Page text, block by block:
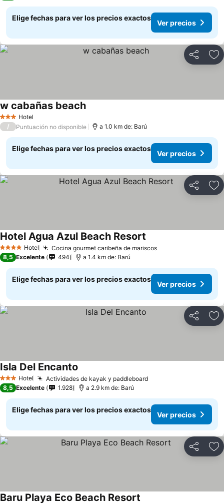
Elige fechas para ver los precios exactos
Ver precios
Compartir
3 Estrellas
Hotel
w cabañas beachVer precios
/ Puntuación no disponible a 1.0 km de: Barú
Elige fechas para ver los precios exactos
Ver precios
Compartir
4 EstrellasHotel Cocina gourmet caribeña de mariscosVer precios
Hotel Agua Azul Beach Resort
8,5 Excelente 494 a 1.4 km de: Barú
Elige fechas para ver los precios exactos
Ver precios
Compartir
3 Estrellas
Hotel Actividades de kayak y paddleboardVer precios
Isla Del Encanto
8,5 Excelente 1.928 a 2.9 km de: Barú
Elige fechas para ver los precios exactos
Ver precios
Compartir
Baru Playa Eco Beach Resort